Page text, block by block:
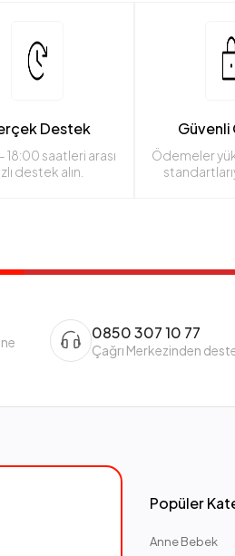
Destek
saatleri arası
destek alın.
Ödemeler
0850 307 10 77
Çağrı Merkezinden
Popüler
Anne Bebek